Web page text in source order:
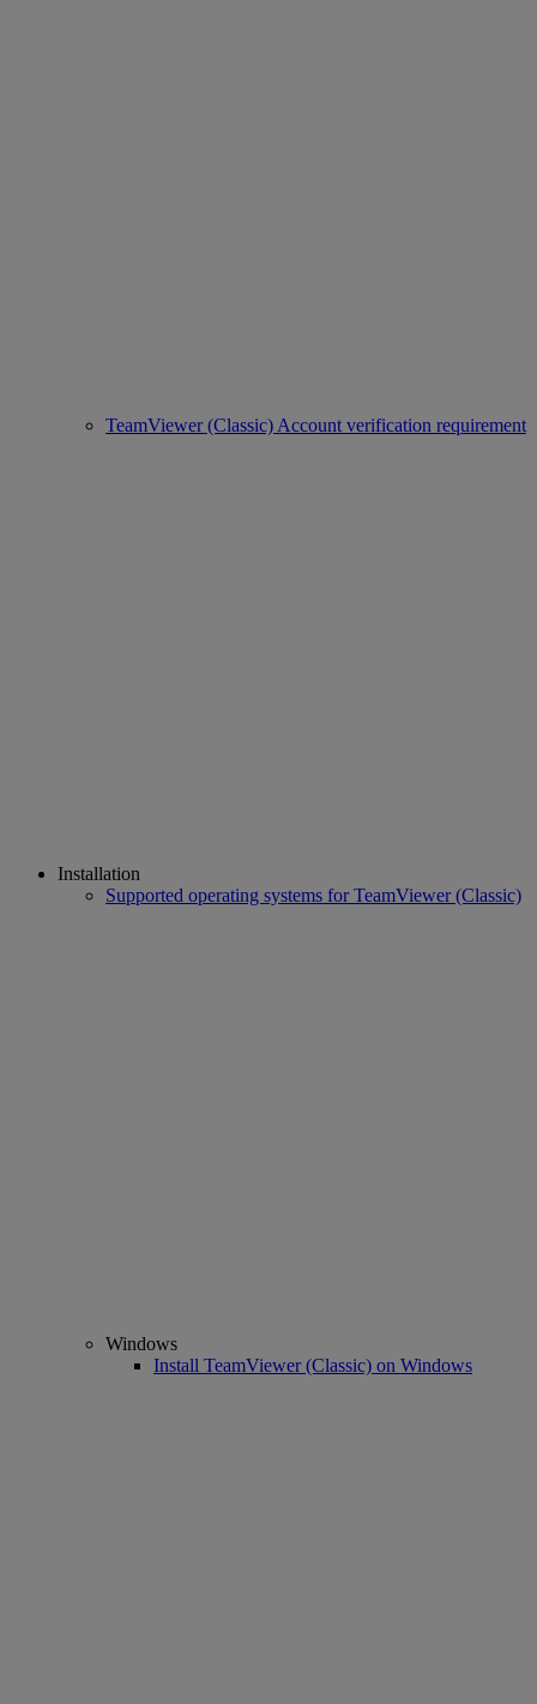
TeamViewer (Classic) Account verification requirement
Installation
Supported operating systems for TeamViewer (Classic)
Windows
Install TeamViewer (Classic) on Windows